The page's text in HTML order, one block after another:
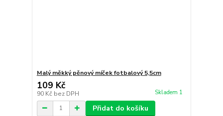
Malý měkký pěnový míček fotbalový 5,5cm
109 Kč
90 Kč bez DPH Skladem 1
Přidat do košíku